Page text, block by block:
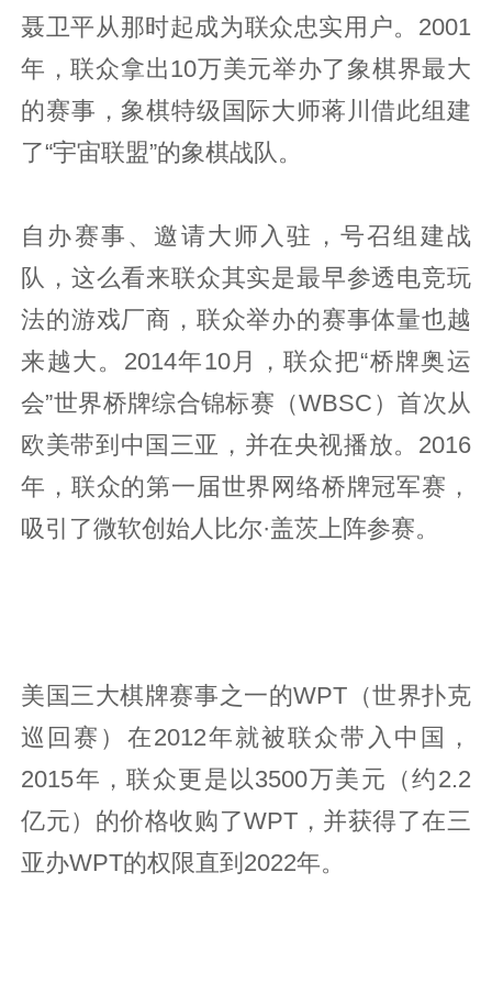
聂卫平从那时起成为联众忠实用户。2001
年，联众拿出10万美元举办了象棋界最大
的赛事，象棋特级国际大师蒋川借此组建
了“宇宙联盟”的象棋战队。
自办赛事、邀请大师入驻，号召组建战
队，这么看来联众其实是最早参透电竞玩
法的游戏厂商，联众举办的赛事体量也越
来越大。2014年10月，联众把“桥牌奥运
会”世界桥牌综合锦标赛（WBSC）首次从
欧美带到中国三亚，并在央视播放。2016
年，联众的第一届世界网络桥牌冠军赛，
吸引了微软创始人比尔·盖茨上阵参赛。
美国三大棋牌赛事之一的WPT（世界扑克
巡回赛）在2012年就被联众带入中国，
2015年，联众更是以3500万美元（约2.2
亿元）的价格收购了WPT，并获得了在三
亚办WPT的权限直到2022年。